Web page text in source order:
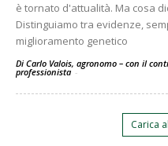
è tornato d'attualità. Ma cosa
Distinguiamo tra evidenze,
miglioramento genetico
Di Carlo Valois, agronomo – con il
professionista -
Carica